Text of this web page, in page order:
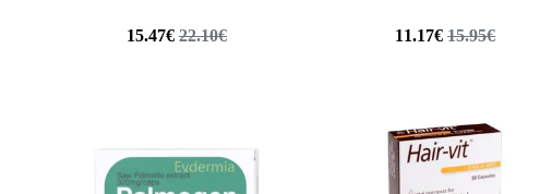
15.47€ 22.10€ 11.17€15.95€